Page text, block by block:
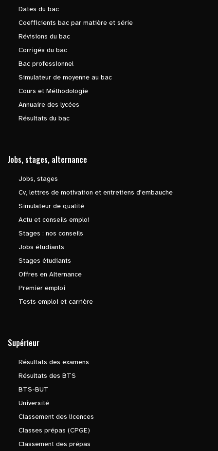
Dates du bac
Coefficients bac par matière et série
Révisions du bac
Corrigés du bac
Bac professionnel
Simulateur de moyenne au bac
Cours et Méthodologie
Annuaire des lycées
Résultats du bac
Jobs, stages, alternance
Jobs, stages
Cv, lettres de motivation et entretiens d'embauche
Simulateur de qualité
Actu et conseils emploi
Stages : nos conseils
Jobs étudiants
Stages étudiants
Offres en Alternance
Premier emploi
Tests emploi et carrière
Supérieur
Résultats des examens
Résultats des BTS
BTS-BUT
Université
Classement des licences
Classes prépas (CPGE)
Classement des prépas